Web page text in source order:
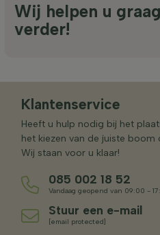
Wij helpen u graag
verder!
Klantenservice
Heeft u hulp nodig bij het
het kiezen van de juiste boom
Wij staan voor u klaar!
085 002 18 52
Vandaag geopend van 09:00 -
Stuur een e-mail
[email protected]